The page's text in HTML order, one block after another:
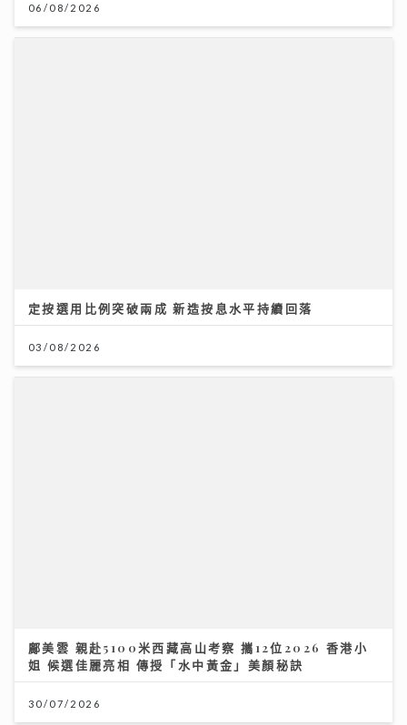
06/08/2026
定按選用比例突破兩成 新造按息水平持續回落
03/08/2026
鄺美雲 親赴5100米西藏高山考察 攜12位2026 香港小
姐 候選佳麗亮相 傳授「水中黃金」美顏秘訣
30/07/2026